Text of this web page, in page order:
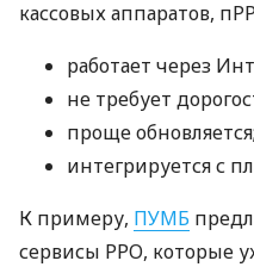
кассовых аппаратов,
работает через
не требует
проще обновляется;
интегрируется с
К примеру, ПУМБ
сервисы РРО, которые